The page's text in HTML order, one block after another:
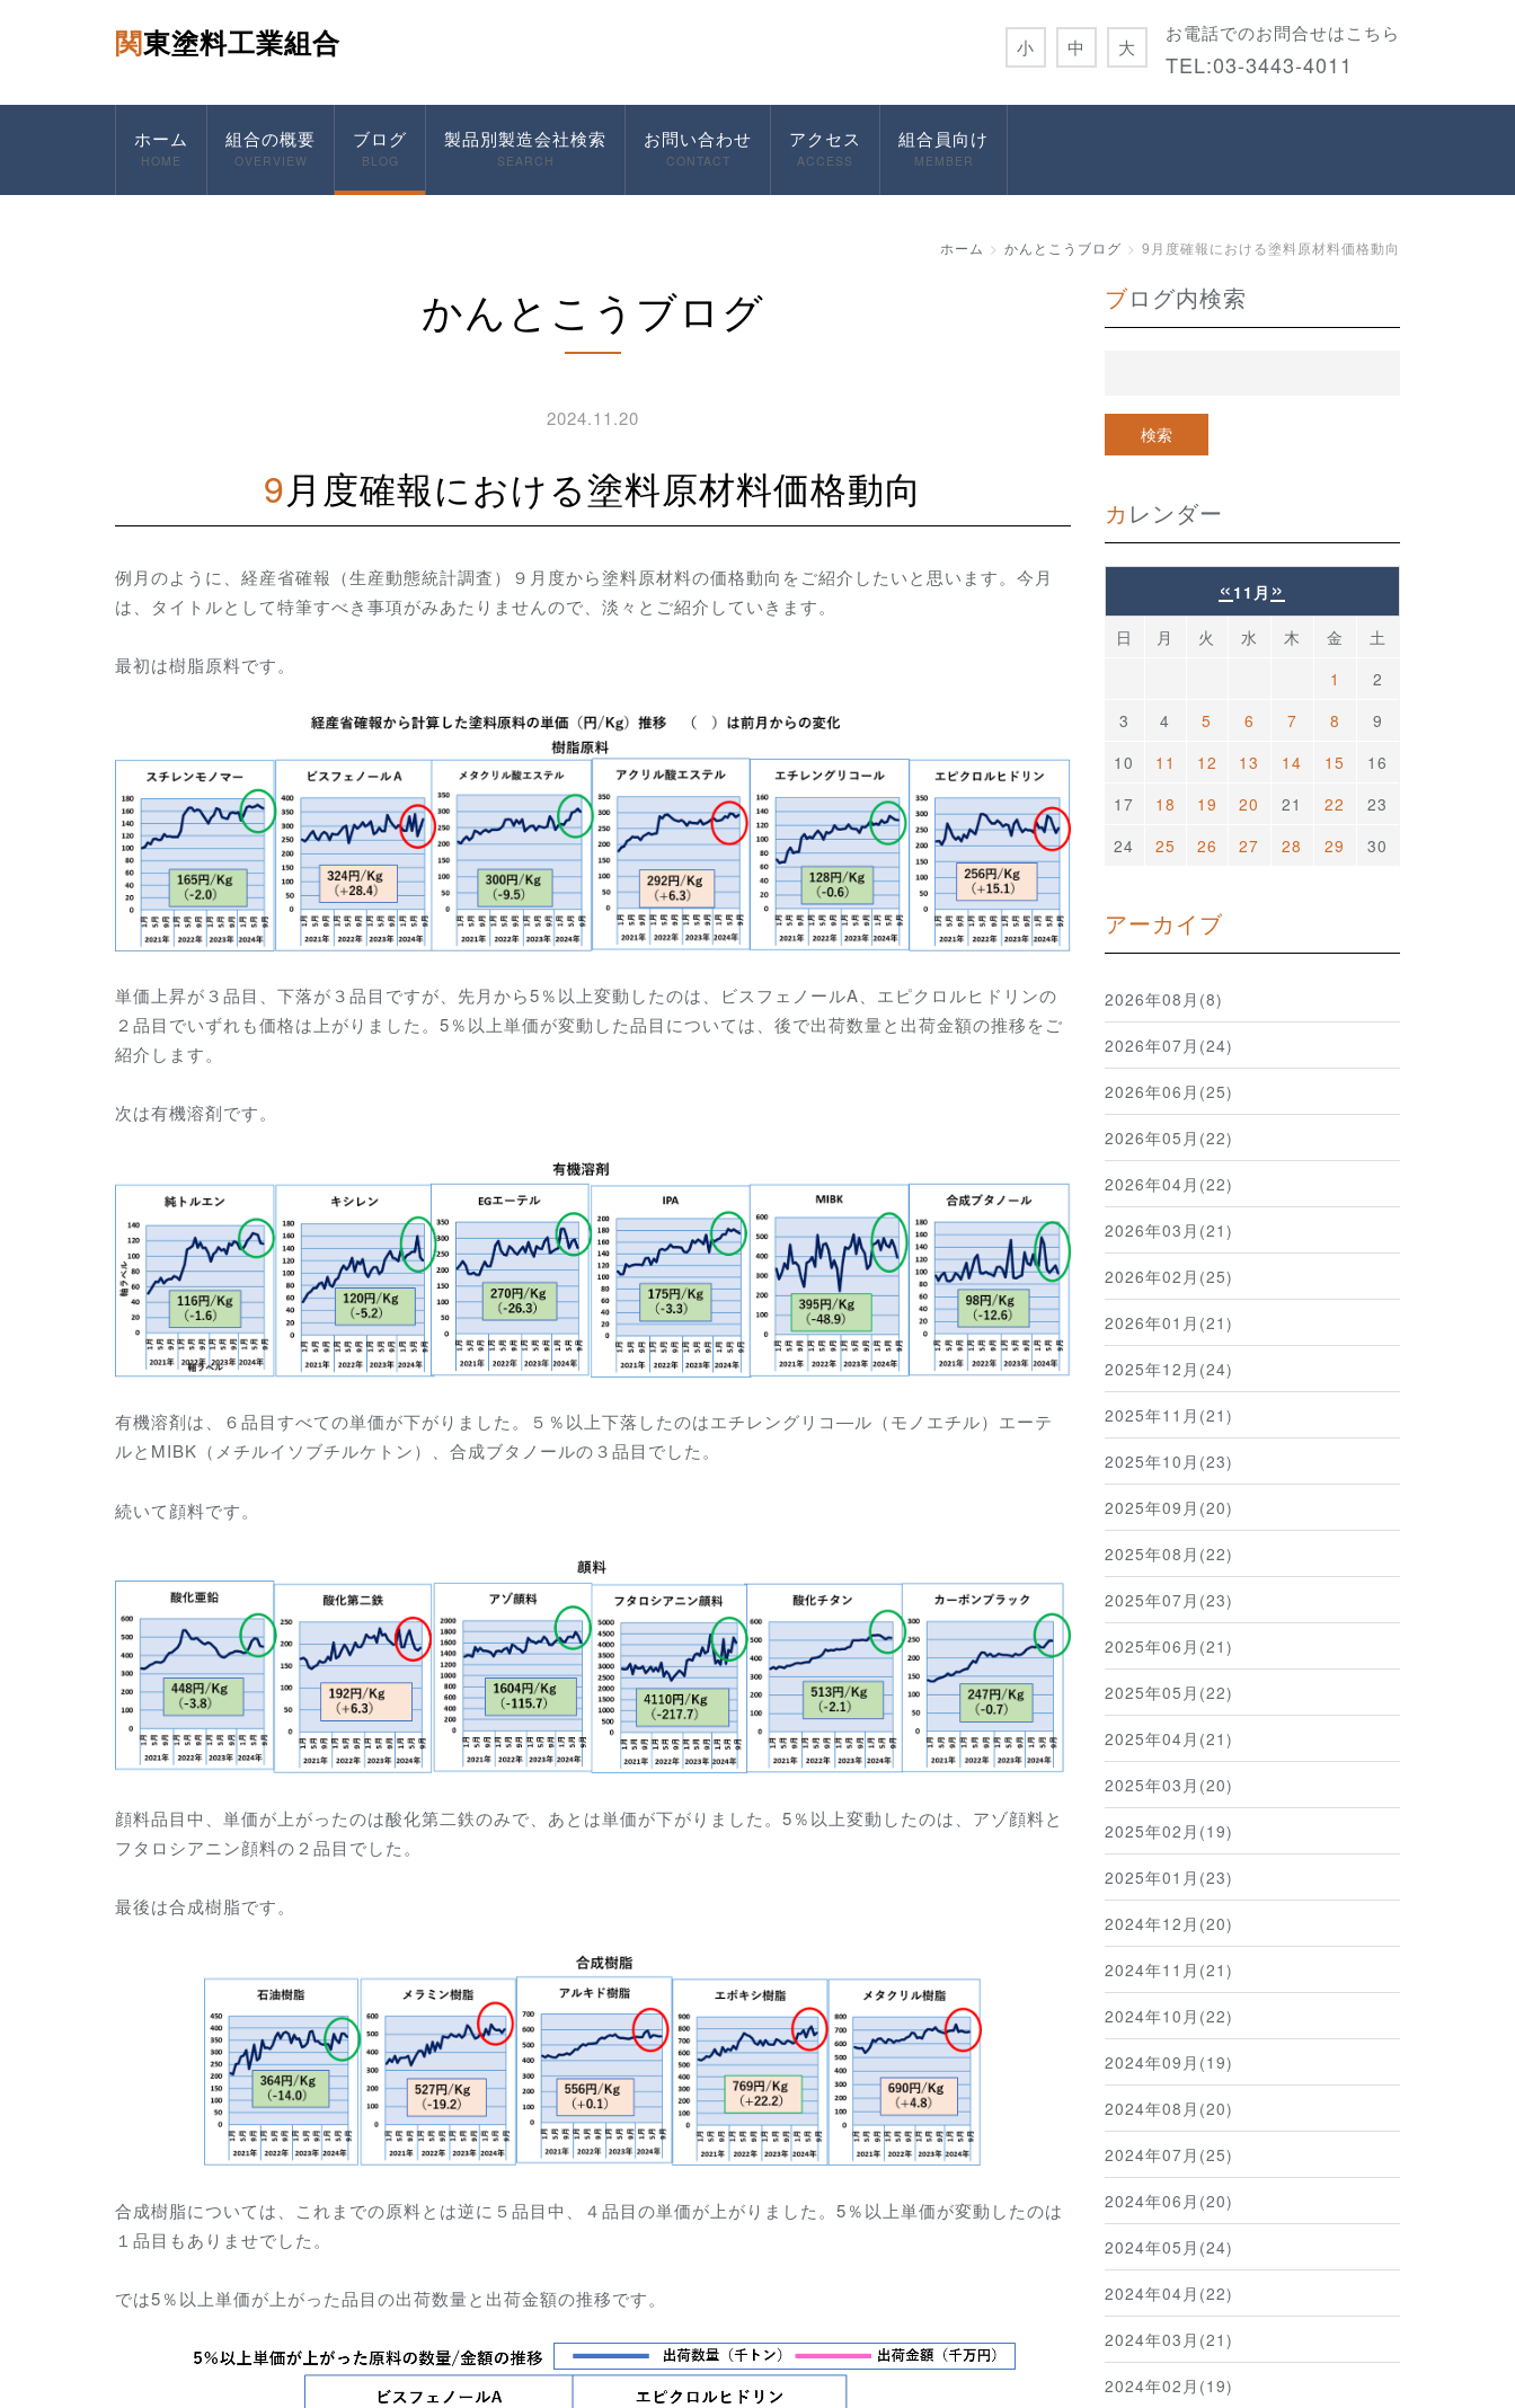
関東塗料工業組合 お電話でのお問合せはこちら
TEL:03-3443-4011
小 中 大
ホーム
HOME
組合の概要
OVERVIEW
ブログ
BLOG
製品別製造会社検索
SEARCH
お問い合わせ
CONTACT
アクセス
ACCESS
組合員向け
MEMBER
ホーム かんとこうブログ 9月度確報における塗料原材料価格動向
かんとこうブログ
2024.11.20
9月度確報における塗料原材料価格動向
例月のように、経産省確報（生産動態統計調査）９月度から塗料原材料の価格動向をご紹介したいと思います。今月
は、タイトルとして特筆すべき事項がみあたりませんので、淡々とご紹介していきます。
最初は樹脂原料です。
単価上昇が３品目、下落が３品目ですが、先月から5％以上変動したのは、ビスフェノールA、エピクロルヒドリンの
２品目でいずれも価格は上がりました。5％以上単価が変動した品目については、後で出荷数量と出荷金額の推移をご
紹介します。
次は有機溶剤です。
有機溶剤は、６品目すべての単価が下がりました。５％以上下落したのはエチレングリコ―ル（モノエチル）エーテ
ルとMIBK（メチルイソブチルケトン）、合成ブタノールの３品目でした。
続いて顔料です。
顔料品目中、単価が上がったのは酸化第二鉄のみで、あとは単価が下がりました。5％以上変動したのは、アゾ顔料と
フタロシアニン顔料の２品目でした。
最後は合成樹脂です。
合成樹脂については、これまでの原料とは逆に５品目中、４品目の単価が上がりました。5％以上単価が変動したのは
１品目もありませでした。
では5％以上単価が上がった品目の出荷数量と出荷金額の推移です。
ブログ内検索
カレンダー
« 11月 »
日 月 火 水 木 金
土
1
2
3
4 5 6 7 8
9
10
11 12 13 14 15
16
17
18 19 20 21 22
23
24
25 26 27 28 29 30
アーカイブ
2026年08月(8)
2026年07月(24)
2026年06月(25)
2026年05月(22)
2026年04月(22)
2026年03月(21)
2026年02月(25)
2026年01月(21)
2025年12月(24)
2025年11月(21)
2025年10月(23)
2025年09月(20)
2025年08月(22)
2025年07月(23)
2025年06月(21)
2025年05月(22)
2025年04月(21)
2025年03月(20)
2025年02月(19)
2025年01月(23)
2024年12月(20)
2024年11月(21)
2024年10月(22)
2024年09月(19)
2024年08月(20)
2024年07月(25)
2024年06月(20)
2024年05月(24)
2024年04月(22)
2024年03月(21)
2024年02月(19)